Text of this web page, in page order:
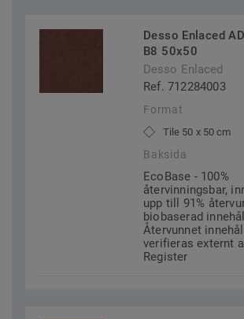
Desso Enlaced
B8 50x50
Desso Enlaced
Ref. 712284003
Format
Tile 50 x 50 cm
Baksida
EcoBase - 100%
återvinningsbar,
upp till 91%
biobaserad
Återvunnet innehåll
verifieras externt
Register